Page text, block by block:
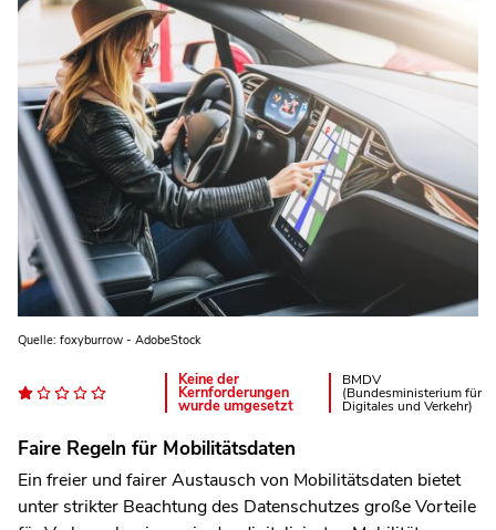
Quelle: foxyburrow - AdobeStock
Keine der
Kernforderungen
wurde umgesetzt
BMDV
(Bundesministerium für
Digitales und Verkehr)
Faire Regeln für Mobilitätsdaten
Ein freier und fairer Austausch von Mobilitätsdaten bietet
unter strikter Beachtung des Datenschutzes große Vorteile